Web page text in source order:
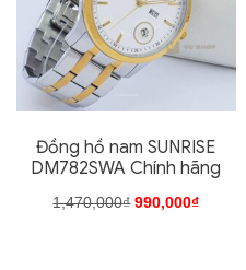
Đồng hồ nam SUNRISE
DM782SWA Chính hãng
1,470,000₫ Giá
990,000₫Giá